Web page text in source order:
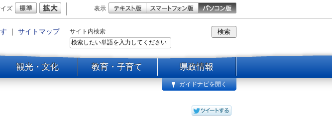
ズ 表示
｜ サイトマップ サイト内検索
観光・文化 教育・子育て 県政情報
ガイドナビを開く